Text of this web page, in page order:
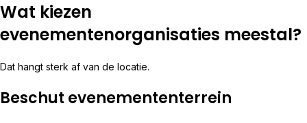
Wat kiezen
evenementenorganisaties meestal?
Dat hangt sterk af van de locatie.
Beschut evenemententerrein